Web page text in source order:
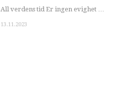
All verdens tid Er ingen evighet …
13.11.2023